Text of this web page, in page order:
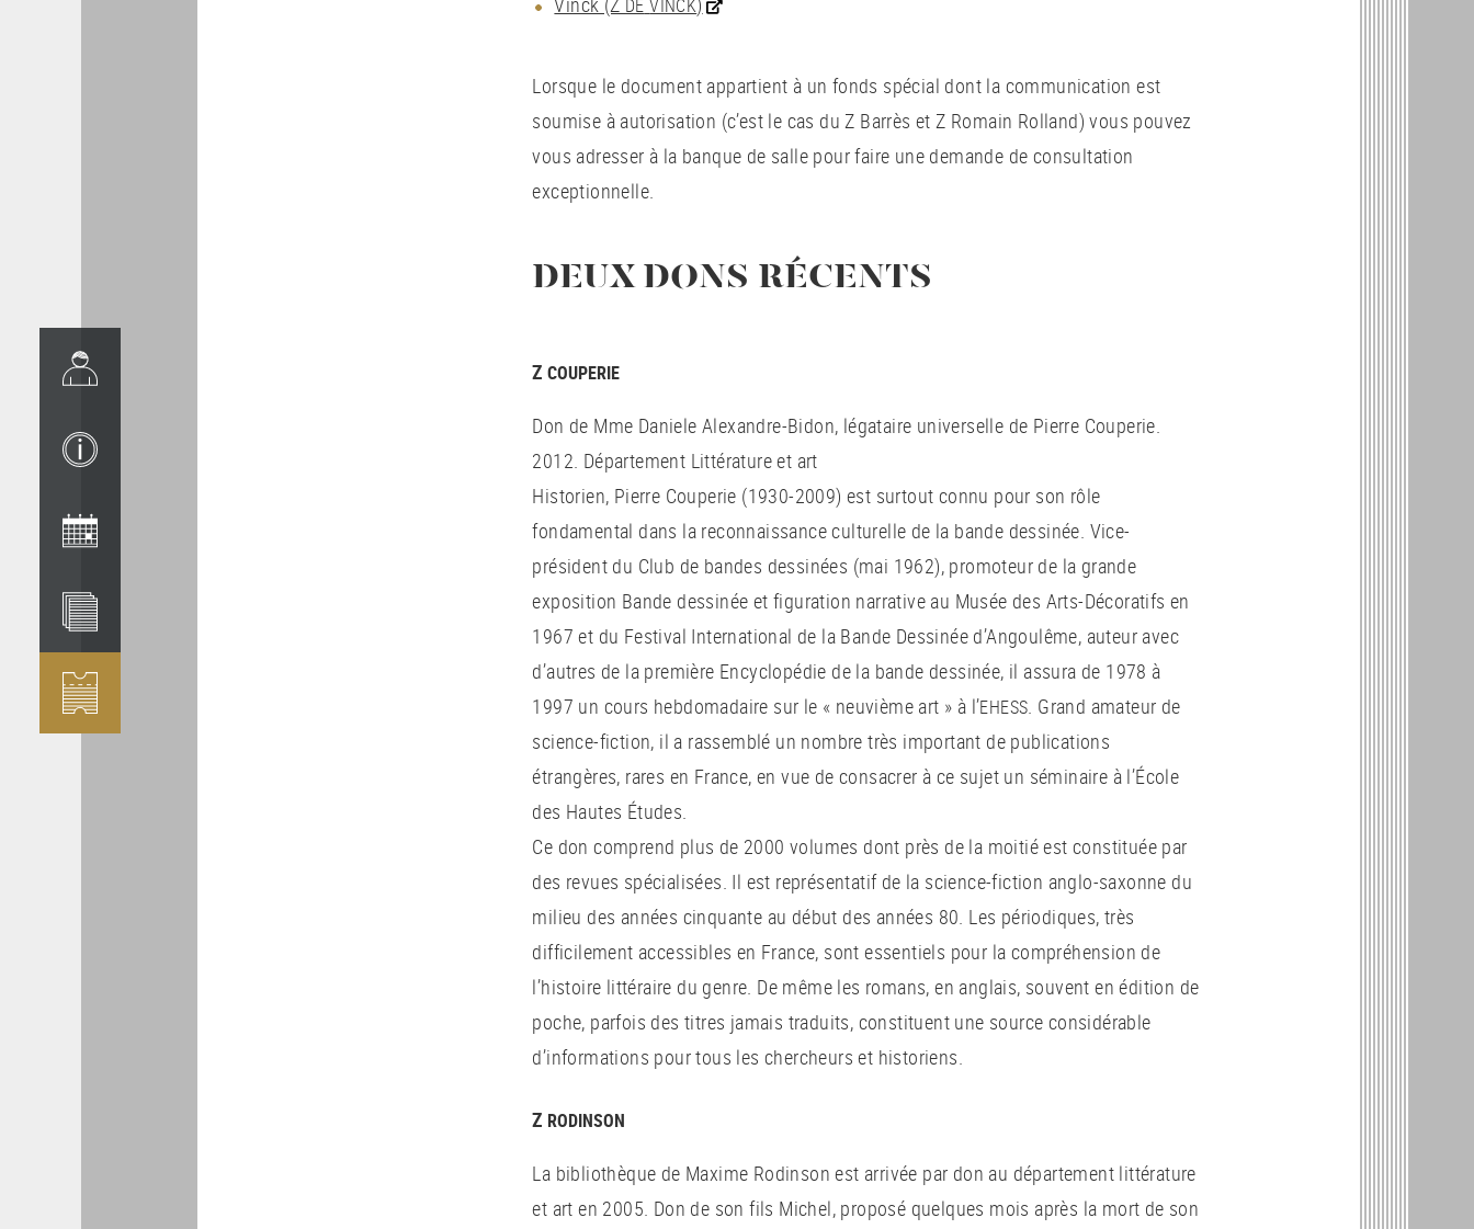
DE VINCK
Lorsque le document appartient à un fonds spécial dont la communication est
soumise à autorisation (c’est le cas du Z Barrès et Z Romain Rolland) vous pouvez
vous adresser à la banque de salle pour faire une demande de consultation
exceptionnelle.
DEUX DONS RÉCENTS
ZCOUPERIE
Don de Mme Daniele Alexandre-Bidon, légataire universelle de Pierre Couperie.
2012. Département Littérature et art
Historien, Pierre Couperie (1930-2009) est surtout connu pour son rôle
fondamental dans la reconnaissance culturelle de la bande dessinée. Vice-
président du Club de bandes dessinées (mai 1962), promoteur de la grande
exposition Bande dessinée et figuration narrative au Musée des Arts-Décoratifs en
1967 et du Festival International de la Bande Dessinée d’Angoulême, auteur avec
d’autres de la première Encyclopédie de la bande dessinée, il assura de 1978 à
1997 un cours hebdomadaire sur le « neuvième art » à l’EHESS. Grand amateur de
science-fiction, il a rassemblé un nombre très important de publications
étrangères, rares en France, en vue de consacrer à ce sujet un séminaire à l’École
des Hautes Études.
Ce don comprend plus de 2000 volumes dont près de la moitié est constituée par
des revues spécialisées. Il est représentatif de la science-fiction anglo-saxonne du
milieu des années cinquante au début des années 80. Les périodiques, très
difficilement accessibles en France, sont essentiels pour la compréhension de
l’histoire littéraire du genre. De même les romans, en anglais, souvent en édition de
poche, parfois des titres jamais traduits, constituent une source considérable
d’informations pour tous les chercheurs et historiens.
Z RODINSON
La bibliothèque de Maxime Rodinson est arrivée par don au département littérature
et art en 2005. Don de son fils Michel, proposé quelques mois après la mort de son